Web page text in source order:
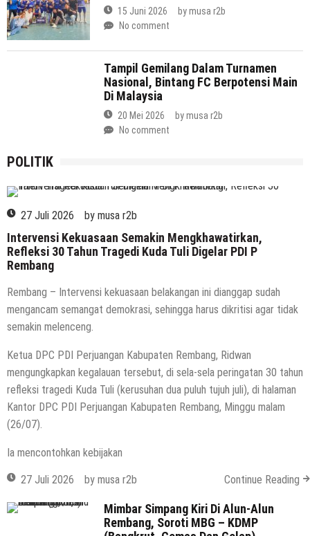
15 Juni 2026 bymusa r2b
No comment
Tampil Gemilang Dalam Turnamen
Nasional, Bintang FC Berpotensi Main
Di Malaysia
20 Mei 2026 bymusa r2b
No comment
POLITIK
27 Juli 2026 by musa r2b
Intervensi Kekuasaan Semakin Mengkhawatirkan,
Refleksi 30 Tahun Tragedi Kuda Tuli Digelar PDI P
Rembang
Rembang – Intervensi kekuasaan belakangan ini dianggap sudah
mengancam semangat demokrasi, sehingga harus dikritisi agar tidak
semakin melenceng.
Ketua DPC PDI Perjuangan Kabupaten Rembang, Ridwan
mengungkapkan kegalauan tersebut, di sela-sela peringatan 30 tahun
refleksi tragedi Kuda Tuli (kerusuhan dua puluh tujuh juli), di halaman
Kantor DPC PDI Perjuangan Kabupaten Rembang, Minggu malam
(26/07).
Ia mencontohkan kebijakan
27 Juli 2026 by musa r2b Continue Reading
Mimbar Simpang Kiri Di Alun-Alun
Rembang, Soroti MBG – KDMP